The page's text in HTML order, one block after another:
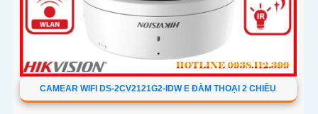
CAMEAR WIFI DS-2CV2121G2-IDW E ĐÀM THOẠI 2 CHIỀU